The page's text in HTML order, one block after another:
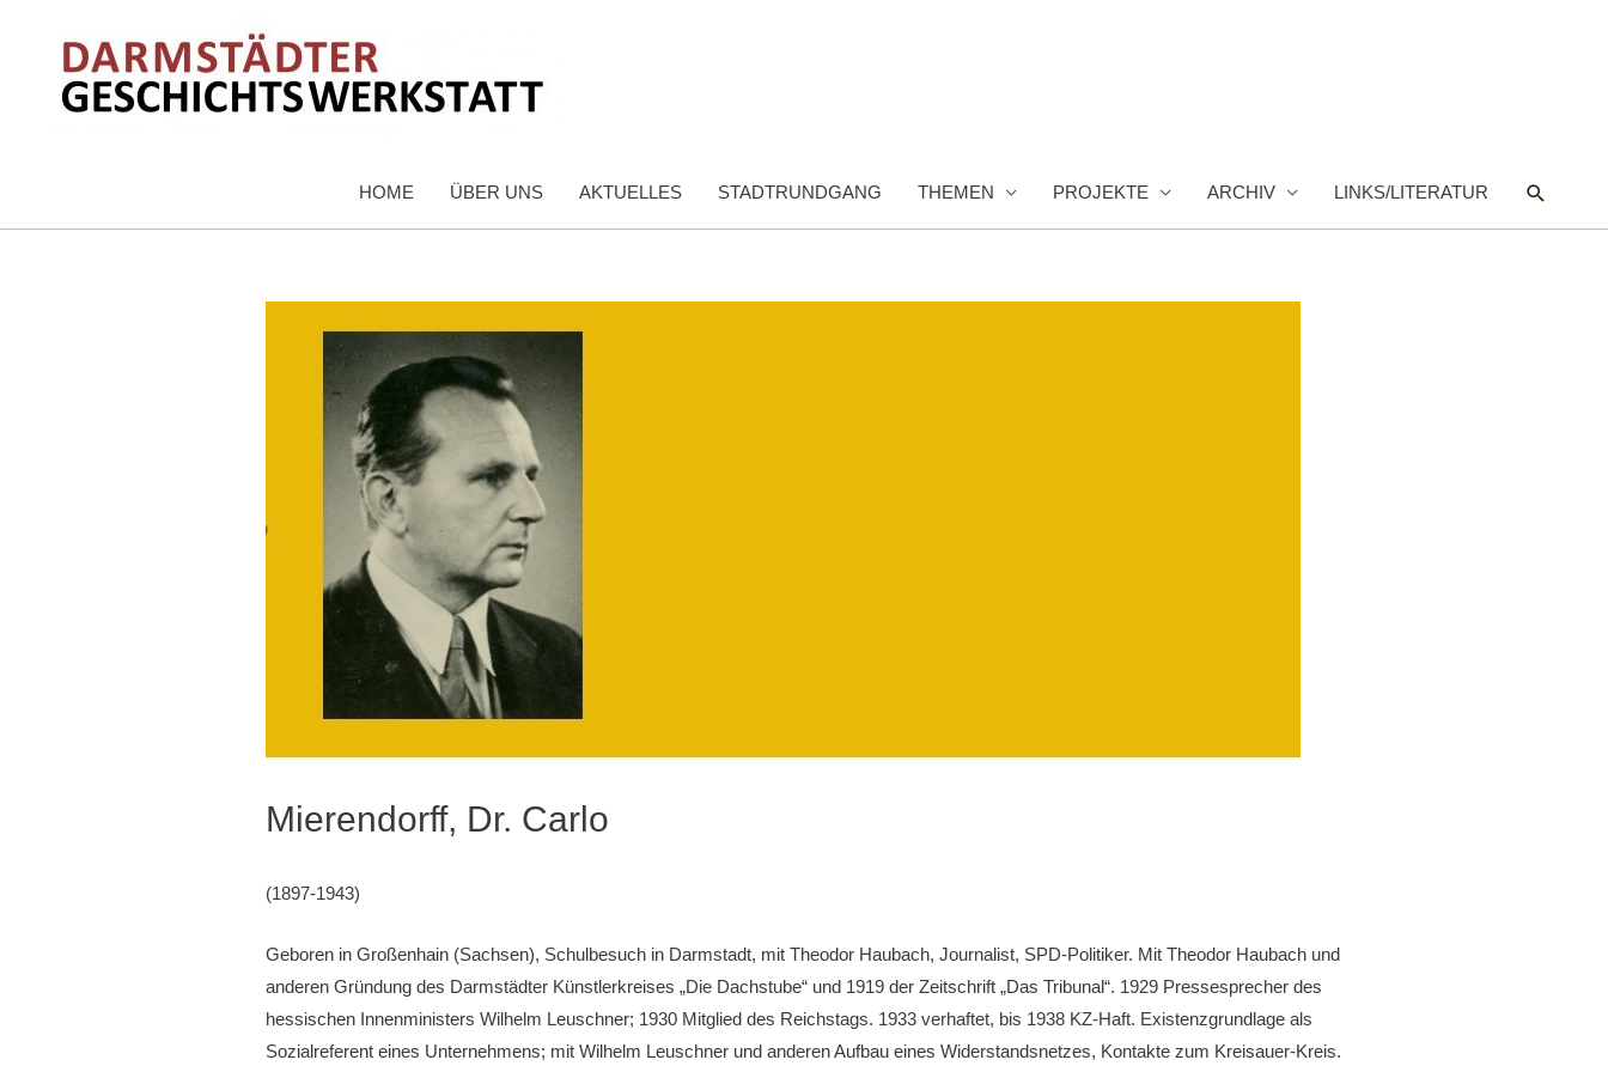
HOME ÜBER UNS AKTUELLES STADTRUNDGANG THEMEN PROJEKTE ARCHIV LINKS/LITERATUR Suche
Mierendorff, Dr. Carlo
(1897-1943)
Geboren in Großenhain (Sachsen), Schulbesuch in Darmstadt, mit Theodor Haubach, Journalist, SPD-Politiker. Mit Theodor Haubach und
anderen Gründung des Darmstädter Künstlerkreises „Die Dachstube“ und 1919 der Zeitschrift „Das Tribunal“. 1929 Pressesprecher des
hessischen Innenministers Wilhelm Leuschner; 1930 Mitglied des Reichstags. 1933 verhaftet, bis 1938 KZ-Haft. Existenzgrundlage als
Sozialreferent eines Unternehmens; mit Wilhelm Leuschner und anderen Aufbau eines Widerstandsnetzes, Kontakte zum Kreisauer-Kreis.